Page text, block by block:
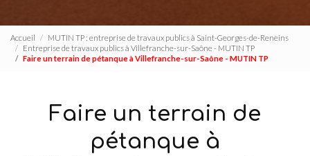
Accueil
MUTIN TP : entreprise de travaux publics à Saint-Georges-de-Reneins
Entreprise de travaux publics à Villefranche-sur-Saône - MUTIN TP
Faire un terrain de pétanque à Villefranche-sur-Saône - MUTIN TP
Faire un terrain de
pétanque à